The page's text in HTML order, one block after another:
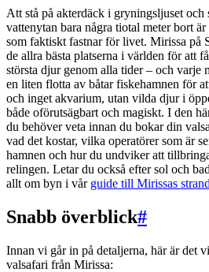
Att stå på akterdäck i gryningsljuset och
vattenytan bara några tiotal meter bort
som faktiskt fastnar för livet. Mirissa på
de allra bästa platserna i världen för att
största djur genom alla tider – och varje
en liten flotta av båtar fiskehamnen för
och inget akvarium, utan vilda djur i
både oförutsägbart och magiskt. I den
du behöver veta innan du bokar din
vad det kostar, vilka operatörer som är
hamnen och hur du undviker att
relingen. Letar du också efter sol och
allt om byn i vår guide till Mirissas strand
Snabb överblick#
Innan vi går in på detaljerna, här är det
valsafari från Mirissa: